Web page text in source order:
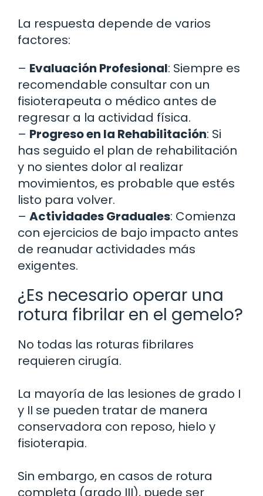
La respuesta depende de varios
factores:
– Evaluación Profesional: Siempre es
recomendable consultar con un
fisioterapeuta o médico antes de
regresar a la actividad física.
– Progreso en la Rehabilitación: Si
has seguido el plan de rehabilitación
y no sientes dolor al realizar
movimientos, es probable que estés
listo para volver.
– Actividades Graduales: Comienza
con ejercicios de bajo impacto antes
de reanudar actividades más
exigentes.
¿Es necesario operar una
rotura fibrilar en el gemelo?
No todas las roturas fibrilares
requieren cirugía.
La mayoría de las lesiones de grado I
y II se pueden tratar de manera
conservadora con reposo, hielo y
fisioterapia.
Sin embargo, en casos de rotura
completa (grado III), puede ser